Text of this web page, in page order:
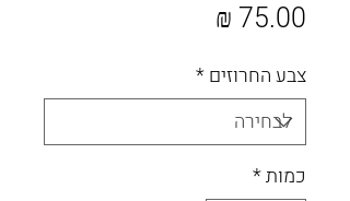
צבע החרוזים*
כמות*